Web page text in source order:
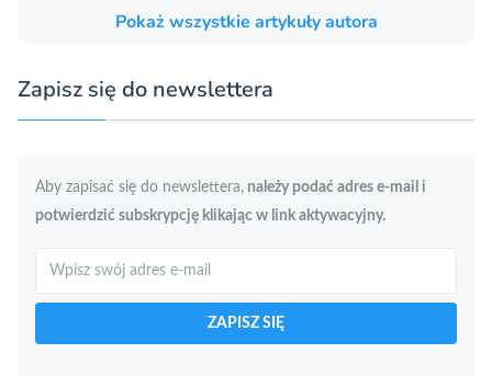
Pokaż wszystkie artykuły autora
Zapisz się do newslettera
Aby zapisać się do newslettera, należy podać adres e-mail i
potwierdzić subskrypcję klikając w link aktywacyjny.
ZAPISZ SIĘ